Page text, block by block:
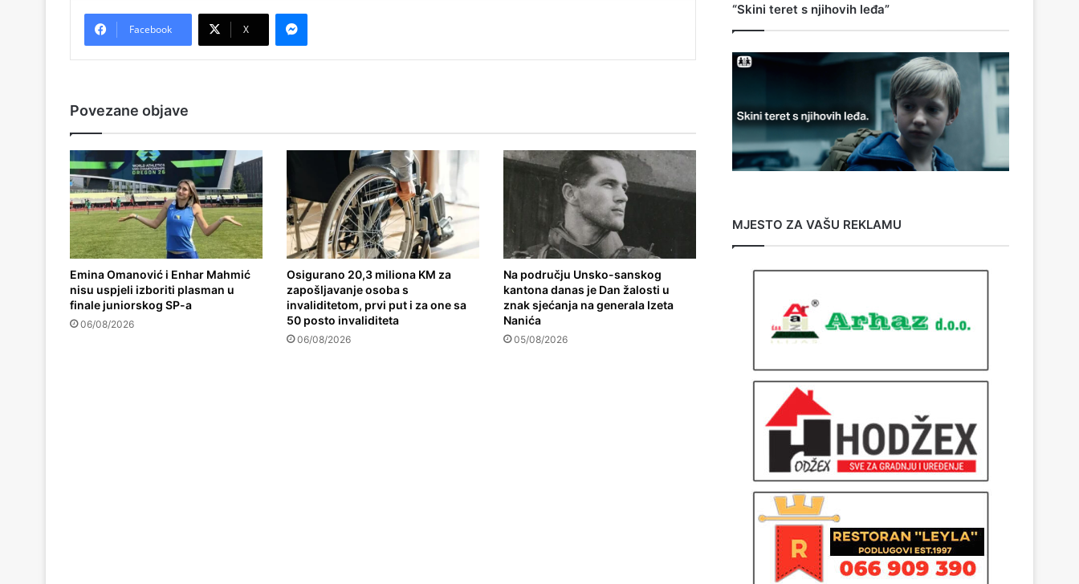
Facebook X
Povezane objave
Emina Omanović i Enhar Mahmić
nisu uspjeli izboriti plasman u
finale juniorskog SP-a
06/08/2026
Osigurano 20,3 miliona KM za
zapošljavanje osoba s
invaliditetom, prvi put i za one sa
50 posto invaliditeta
06/08/2026
Na području Unsko-sanskog
kantona danas je Dan žalosti u
znak sjećanja na generala Izeta
Nanića
05/08/2026
“Skini teret s njihovih leđa”
MJESTO ZA VAŠU REKLAMU